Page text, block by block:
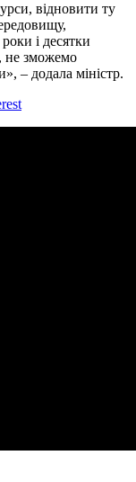
відновити ту
і десятки
не зможемо
– додала міністр.